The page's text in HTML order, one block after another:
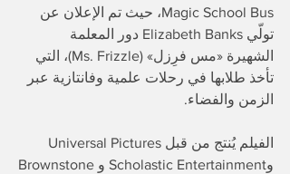
Magic School Bus، حيث تم الإعلان عن
تولّي Elizabeth Banks دور المعلمة
الشهيرة «مس فرِزل» (Ms. Frizzle)، التي
تأخذ طلابها في رحلات علمية وفانتازية عبر
الزمن والفضاء.
وScholastic Entertainment وBrownstone